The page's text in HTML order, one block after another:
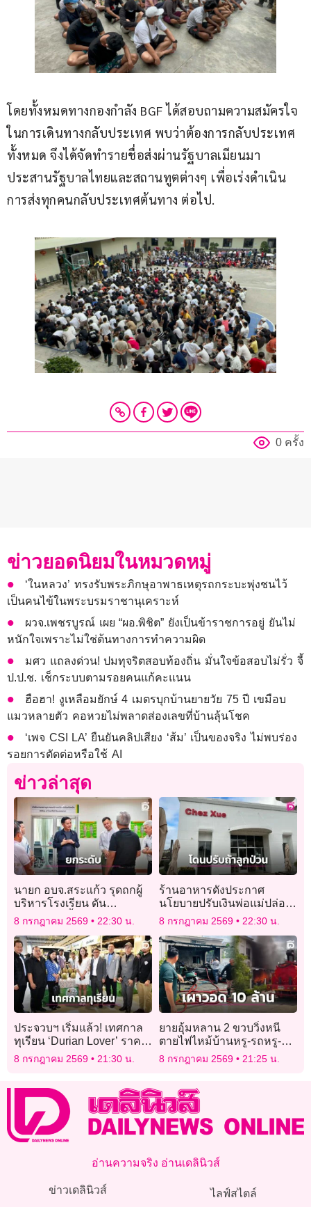
โดยทั้งหมดทางกองกำลัง BGF ได้สอบถามความสมัครใจ
ในการเดินทางกลับประเทศ พบว่าต้องการกลับประเทศ
ทั้งหมด จึงได้จัดทำรายชื่อส่งผ่านรัฐบาลเมียนมา
ประสานรัฐบาลไทยและสถานทูตต่างๆ เพื่อเร่งดำเนิน
การส่งทุกคนกลับประเทศต้นทาง ต่อไป.
0 ครั้ง
ข่าวยอดนิยมในหมวดหมู่
‘ในหลวง’ ทรงรับพระภิกษุอาพาธเหตุรถกระบะพุ่งชนไว้
เป็นคนไข้ในพระบรมราชานุเคราะห์
ผวจ.เพชรบูรณ์ เผย “ผอ.พิชิต” ยังเป็นข้าราชการอยู่ ยันไม่
หนักใจเพราะไม่ใช่ต้นทางการทำความผิด
มศว แถลงด่วน! ปมทุจริตสอบท้องถิ่น มั่นใจข้อสอบไม่รั่ว จี้
ป.ป.ช. เช็กระบบตามรอยคนแก้คะแนน
ฮือฮา! งูเหลือมยักษ์ 4 เมตรบุกบ้านยายวัย 75 ปี เขมือบ
แมวหลายตัว คอหวยไม่พลาดส่องเลขที่บ้านลุ้นโชค
‘เพจ CSI LA’ ยืนยันคลิปเสียง ‘ส้ม’ เป็นของจริง ไม่พบร่อง
รอยการตัดต่อหรือใช้ AI
ข่าวล่าสุด
นายก อบจ.สระแก้ว รุดถกผู้
บริหารโรงเรียน ดัน
เทคโนโลยีล้ำ-ระบบดูแลราย
บุคคล
8 กรกฎาคม 2569 22:30 น.
ร้านอาหารดังประกาศ
นโยบายปรับเงินพ่อแม่ปล่อย
ลูกป่วนพังร้าน
8 กรกฎาคม 2569 22:30 น.
ประจวบฯ เริ่มแล้ว! เทศกาล
ทุเรียน ‘Durian Lover’ ราคา
ย่อมเยา
8 กรกฎาคม 2569 21:30 น.
ยายอุ้มหลาน 2 ขวบวิ่งหนี
ตายไฟไหม้บ้านหรู-รถหรู-
จยย. เผาวอดร่วม 10 ล้าน
8 กรกฎาคม 2569 21:25 น.
อ่านความจริง อ่านเดลินิวส์
ข่าวเดลินิวส์
ไลฟ์สไตล์